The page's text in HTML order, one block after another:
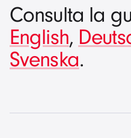
Consulta la
English,
Svenska.